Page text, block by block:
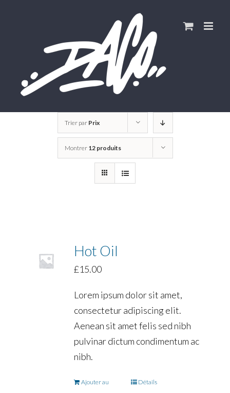
Trier par Prix
Montrer 12 produits
Hot Oil
£15.00
Lorem ipsum dolor sit amet,
consectetur adipiscing elit.
Aenean sit amet felis sed nibh
pulvinar dictum condimentum ac
nibh.
Ajouter au
Détails